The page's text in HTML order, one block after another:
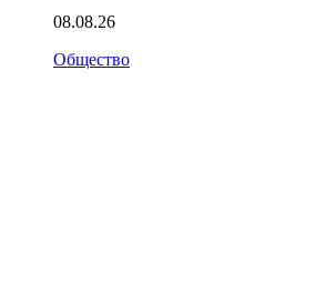
08.08.26
Общество